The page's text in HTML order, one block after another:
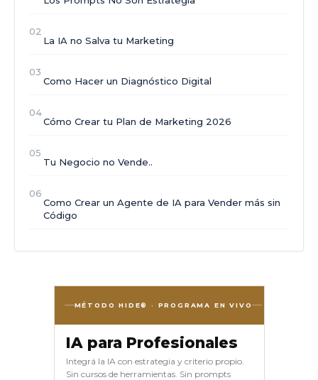
02
La IA no Salva tu Marketing
03
Como Hacer un Diagnóstico Digital
04
Cómo Crear tu Plan de Marketing 2026
05
Tu Negocio no Vende..
06
Como Crear un Agente de IA para Vender más sin
Código
MÉTODO HIDE® · PROGRAMA EN VIVO
IA para Profesionales
Integrá la IA con estrategia y criterio propio.
Sin cursos de herramientas. Sin prompts